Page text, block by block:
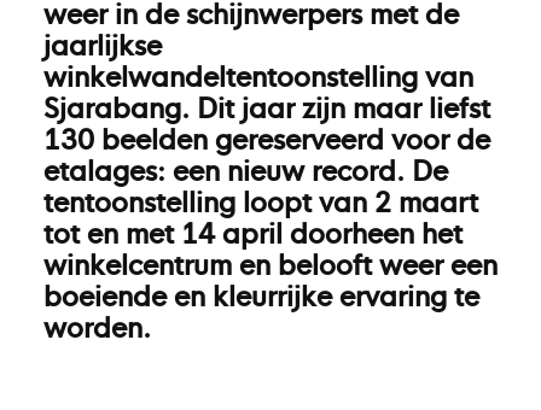
weer in de schijnwerpers met de
jaarlijkse
winkelwandeltentoonstelling van
Sjarabang. Dit jaar zijn maar liefst
130 beelden gereserveerd voor de
etalages: een nieuw record. De
tentoonstelling loopt van 2 maart
tot en met 14 april doorheen het
winkelcentrum en belooft weer een
boeiende en kleurrijke ervaring te
worden.